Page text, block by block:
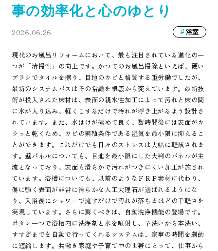
事の効率化と心のゆとり
2026.06.26 浴室
現代のお風呂リフォームにおいて、最も注目されている進化の一
つが「清掃性」の向上です。かつてのお風呂掃除といえば、硬い
ブラシでタイルを擦り、目地のカビと格闘する重労働でしたが、
最新のシステムバスはその常識を根底から変えています。最新技
術が投入された床材は、表面の親水性加工によって汚れと床の間
に水が入り込み、軽くこするだけで汚れが浮き上がるよう設計さ
れています。また、水はけが極めて良く、数時間後には表面がカ
ラッと乾くため、カビの繁殖条件である湿気を最小限に抑えるこ
とができます。これだけでも日々のストレスは大幅に軽減されま
す。壁パネルについても、目地を最小限にした大判のパネルが主
流となっており、表面も滑らかで汚れがつきにくい加工が施され
ています。浴槽についても、以前のようなＦＲＰ素材に代わり、
傷に強く表面が非常に滑らかな人工大理石が選ばれるようにな
り、入浴後にシャワーで流すだけで汚れが落ちるほどの手軽さを
実現しています。さらに驚くべきは、自動洗浄機能の登場です。
ボタン一つで浴槽内に洗浄剤と水を噴射し、予洗いから本洗い、
すすぎまでを自動で行ってくれるシステムは、家事の時間を劇的
に短縮します。共働き家庭や子育て中の世帯にとって、仕事から